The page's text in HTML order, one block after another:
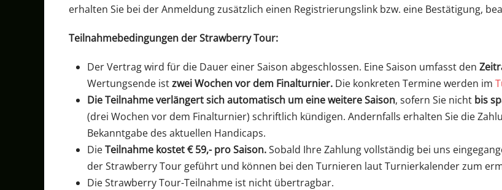
erhalten Sie bei der Anmeldung zusätzlich einen Registrierungslink bzw. eine Bestätigung,
Teilnahmebedingungen der Strawberry Tour:
Der Vertrag wird für die Dauer einer Saison abgeschlossen. Eine Saison umfasst den
Wertungsende istzwei Wochen vor dem Finalturnier. Die konkreten Termine werden im
Die Teilnahme verlängert sich automatisch um eine weitere Saison, sofern Sie nicht bis
(drei Wochen vor dem Finalturnier) schriftlich kündigen. Andernfalls erhalten Sie die
Bekanntgabe des aktuellen Handicaps.
DieTeilnahme kostet € 59,- pro Saison.Sobald Ihre Zahlung vollständig bei uns
der Strawberry Tour geführt und können bei den Turnieren laut Turnierkalender zum
Die Strawberry Tour-Teilnahme ist nicht übertragbar.